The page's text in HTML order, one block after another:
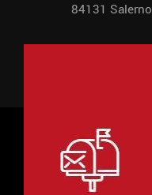
84131 Salerno